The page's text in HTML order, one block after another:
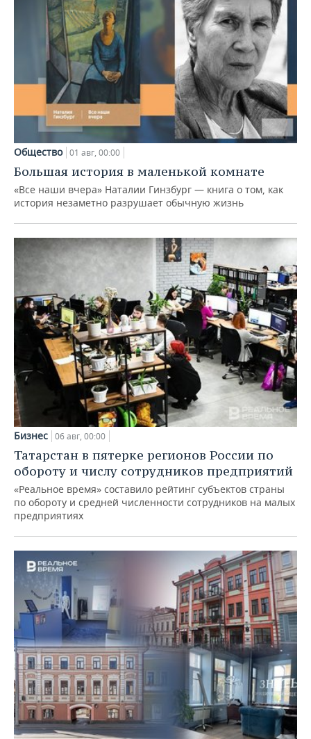
Общество 01 авг, 00:00
Большая история в маленькой комнате
«Все наши вчера» Наталии Гинзбург — книга о том, как
история незаметно разрушает обычную жизнь
Бизнес 06 авг, 00:00
Татарстан в пятерке регионов России по
обороту и числу сотрудников предприятий
«Реальное время» составило рейтинг субъектов страны
по обороту и средней численности сотрудников на малых
предприятиях